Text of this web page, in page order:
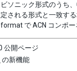
ソニック形式のうち
される形式と一致す
で ACN コンポー
公開ページ
の新機能